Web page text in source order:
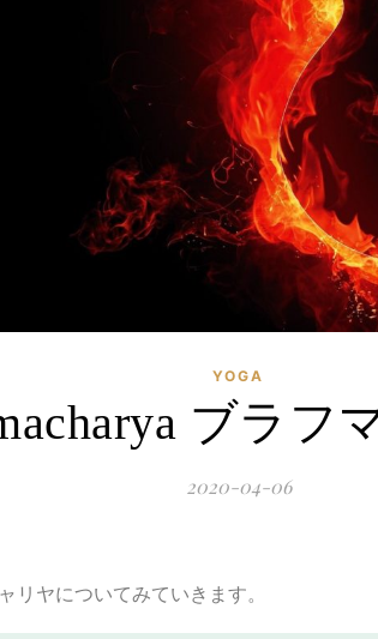
YOGA
ブラフ
2020-04-06
リヤについてみていきます。